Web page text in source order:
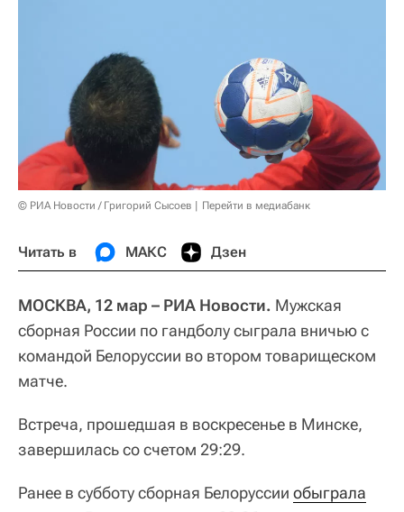
© РИА Новости / Григорий Сысоев Перейти в медиабанк
Читать в МАКС Дзен
МОСКВА, 12 мар – РИА Новости. Мужская
сборная России по гандболу сыграла вничью с
командой Белоруссии во втором товарищеском
матче.
Встреча, прошедшая в воскресенье в Минске,
завершилась со счетом 29:29.
Ранее в субботу сборная Белоруссии обыграла